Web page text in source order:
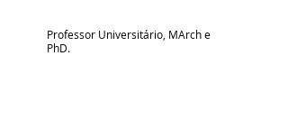
Professor Universitário, MArch e
PhD.